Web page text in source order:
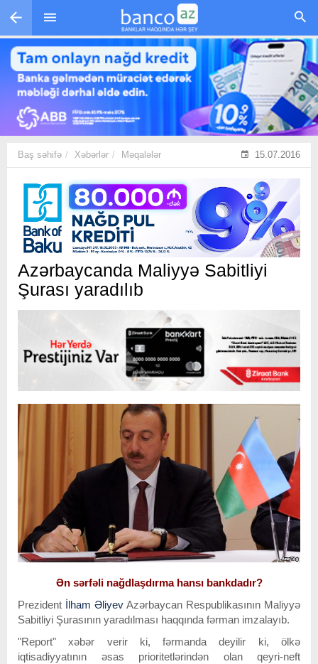
Skip to main content
Baş səhifə Xəbərlər Məqalələr 15.07.2016
Azərbaycanda Maliyyə Sabitliyi
Şurası yaradılıb
Ən sərfəli nağdlaşdırma hansı bankdadır?
Prezident İlham ƏliyevAzərbaycan Respublikasının Maliyyə
Sabitliyi Şurasının yaradılması haqqında fərman imzalayıb.
"Report" xəbər verir ki, fərmanda deyilir ki, ölkə
iqtisadiyyatının əsas prioritetlərindən olan qeyri-neft